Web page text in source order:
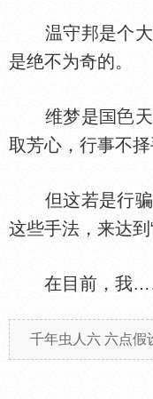
温守邦是个大
是绝不为奇的。
维梦是
取芳心，行事不择
但这若是行骗
这些手法，来达到
在目前，我
千年虫人六 六点假